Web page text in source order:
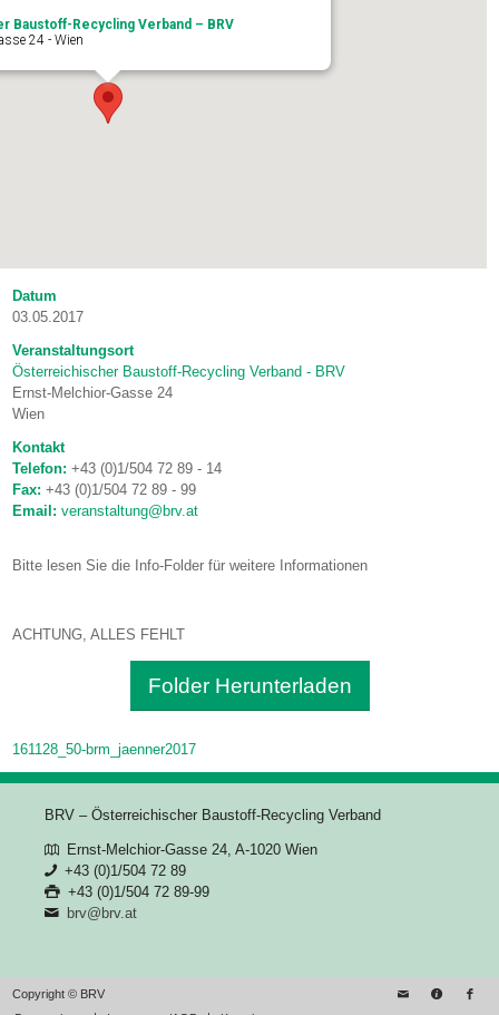
Baustoff-Recycling Verband – BRV
24 - Wien
Datum
03.05.2017
Veranstaltungsort
Österreichischer Baustoff-Recycling Verband - BRV
Ernst-Melchior-Gasse 24
Wien
Kontakt
Telefon:+43 (0)1/504 72 89 - 14
Fax:+43 (0)1/504 72 89 - 99
Email: veranstaltung@brv.at
Bitte lesen Sie die Info-Folder für weitere Informationen
ACHTUNG, ALLES FEHLT
Folder Herunterladen
161128_50-brm_jaenner2017
BRV – Österreichischer Baustoff-Recycling Verband
Ernst-Melchior-Gasse 24, A-1020 Wien
+43 (0)1/504 72 89
+43 (0)1/504 72 89-99
brv@brv.at
Copyright © BRV